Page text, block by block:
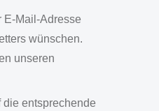
E-Mail-Adresse
wünschen.
unseren
entsprechende